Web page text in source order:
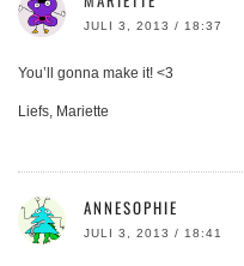
JULI 3, 2013 / 18:37
You’ll gonna make it! <3
Liefs, Mariette
ANNESOPHIE
JULI 3, 2013 / 18:41